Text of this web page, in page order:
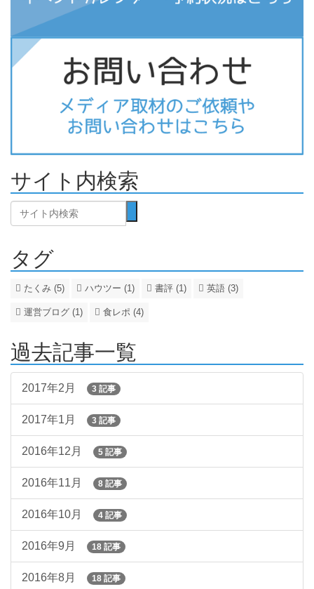
サイト内検索
タグ
たくみ (5) ハウツー (1) 書評 (1) 英語 (3)
運営ブログ (1) 食レポ (4)
過去記事一覧
2017年2月 3 記事
2017年1月 3 記事
2016年12月 5 記事
2016年11月 8 記事
2016年10月 4 記事
2016年9月 18 記事
2016年8月 18 記事